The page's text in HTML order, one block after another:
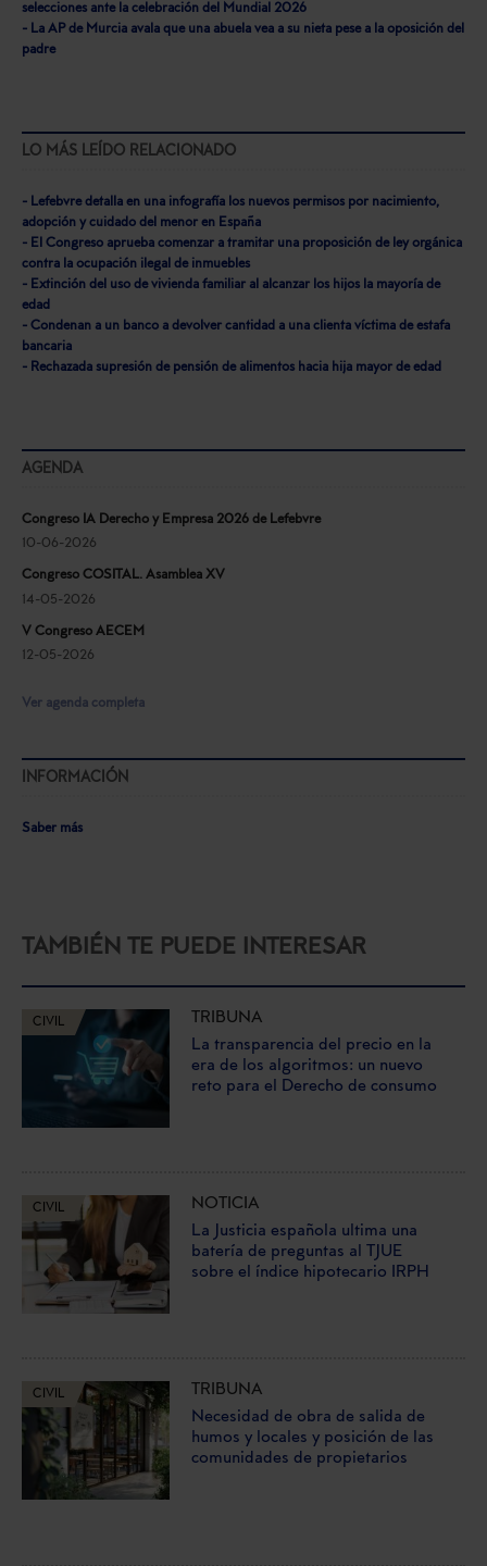
selecciones ante la celebración del Mundial 2026
- La AP de Murcia avala que una abuela vea a su nieta pese a la oposición del
padre
LO MÁS LEÍDO RELACIONADO
- Lefebvre detalla en una infografía los nuevos permisos por nacimiento,
adopción y cuidado del menor en España
- El Congreso aprueba comenzar a tramitar una proposición de ley orgánica
contra la ocupación ilegal de inmuebles
- Extinción del uso de vivienda familiar al alcanzar los hijos la mayoría de
edad
- Condenan a un banco a devolver cantidad a una clienta víctima de estafa
bancaria
- Rechazada supresión de pensión de alimentos hacia hija mayor de edad
AGENDA
Congreso IA Derecho y Empresa 2026 de Lefebvre
10-06-2026
Congreso COSITAL. Asamblea XV
14-05-2026
V Congreso AECEM
12-05-2026
Ver agenda completa
INFORMACIÓN
Saber más
TAMBIÉN TE PUEDE INTERESAR
CIVIL
TRIBUNA
La transparencia del precio en la
era de los algoritmos: un nuevo
reto para el Derecho de consumo
CIVIL
NOTICIA
La Justicia española ultima una
batería de preguntas al TJUE
sobre el índice hipotecario IRPH
CIVIL
TRIBUNA
Necesidad de obra de salida de
humos y locales y posición de las
comunidades de propietarios